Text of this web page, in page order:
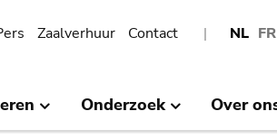
NL FR
Zaalverhuur Contact
Onderzoek Over